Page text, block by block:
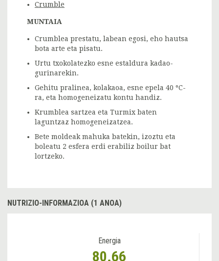
Crumble
MUNTAIA
Crumblea prestatu, labean egosi, eho hautsa
bota arte eta pisatu.
Urtu txokolatezko esne estaldura kadao-
gurinarekin.
Gehitu pralinea, kolakaoa, esne epela 40 ºC-
ra, eta homogeneizatu kontu handiz.
Krumblea sartzea eta Turmix baten
laguntzaz homogeneizatzea.
Bete moldeak mahuka batekin, izoztu eta
boleatu 2 esfera erdi erabiliz boilur bat
lortzeko.
NUTRIZIO-INFORMAZIOA (1 ANOA)
Energia
80.66